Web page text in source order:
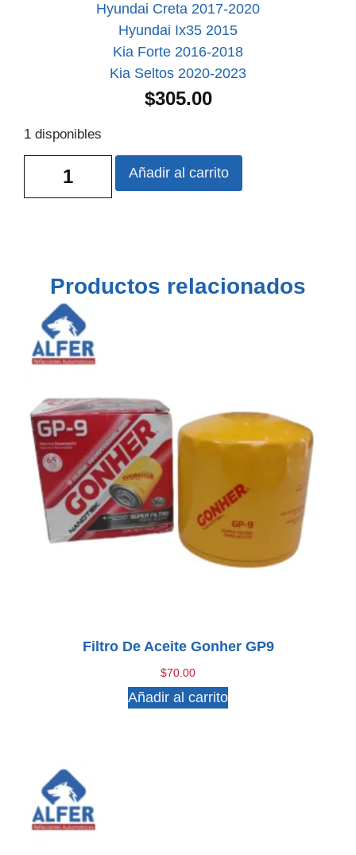
Hyundai Creta 2017-2020
Hyundai Ix35 2015
Kia Forte 2016-2018
Kia Seltos 2020-2023
$305.00
1 disponibles
Añadir al carrito
Productos relacionados
Filtro De Aceite Gonher GP9
$70.00
Añadir al carrito